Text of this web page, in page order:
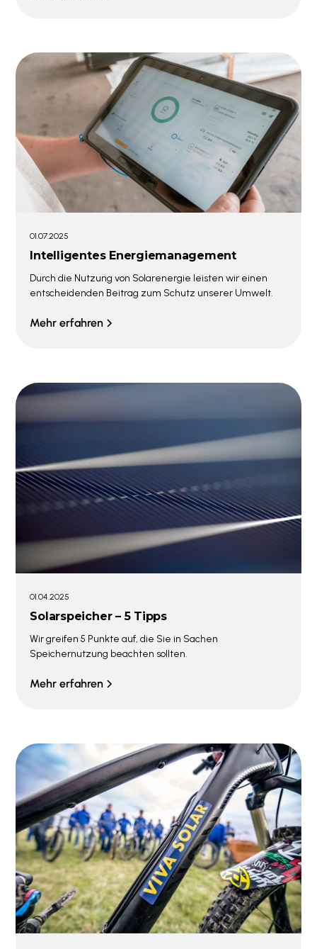
01.07.2025
Intelligentes Energiemanagement
Durch die Nutzung von Solarenergie leisten wir einen
entscheidenden Beitrag zum Schutz unserer Umwelt.
Mehr erfahren
01.04.2025
Solarspeicher – 5 Tipps
Wir greifen 5 Punkte auf, die Sie in Sachen
Speichernutzung beachten sollten.
Mehr erfahren